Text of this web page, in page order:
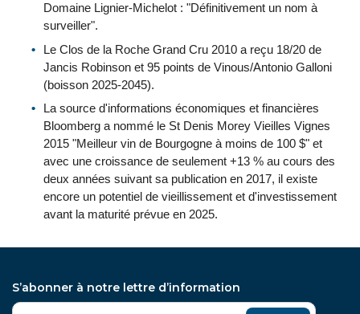
Domaine Lignier-Michelot : "Définitivement un nom à
surveiller".
Le Clos de la Roche Grand Cru 2010 a reçu 18/20 de
Jancis Robinson et 95 points de Vinous/Antonio Galloni
(boisson 2025-2045).
La source d'informations économiques et financières
Bloomberg a nommé le St Denis Morey Vieilles Vignes
2015 "Meilleur vin de Bourgogne à moins de 100 $" et
avec une croissance de seulement +13 % au cours des
deux années suivant sa publication en 2017, il existe
encore un potentiel de vieillissement et d'investissement
avant la maturité prévue en 2025.
S’abonner à notre lettre d’information